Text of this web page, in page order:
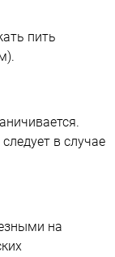
пить
в случае
на